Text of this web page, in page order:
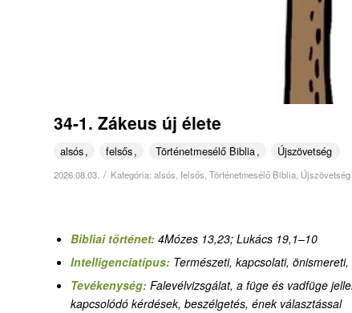
34-1. Zákeus új élete
alsós felsős Történetmesélő Biblia Újszövetség
2026.08.03. / Kategória: alsós felsős Történetmesélő Biblia Újszövetség
Bibliai történet: 4Mózes 13,23; Lukács 19,1–10
Intelligenciatípus: Természeti, kapcsolati,
Tevékenység: Falevélvizsgálat, a füge és vadfüge
kapcsolódó kérdések, beszélgetés, ének választással